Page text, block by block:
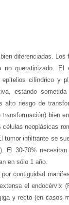
diferenciadas.
queratinizado.
cilíndrico y
estando sometida
riesgo de
bien
neoplásicas
tumor infiltrante se
El 30-70%
en sólo 1 año.
contiguidad
el endocérvix
y recto (en casos